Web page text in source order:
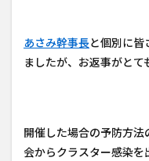
あさみ幹事長と個別に皆
ましたが、お返事がとて
開催した場合の予防方
会からクラスター感染